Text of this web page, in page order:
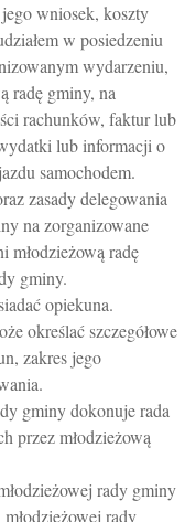
wniosek, koszty
w posiedzeniu
wydarzeniu,
radę gminy, na
rachunków, faktur lub
lub informacji o
samochodem.
zasady delegowania
na zorganizowane
młodzieżową radę
gminy.
opiekuna.
określać szczegółowe
zakres jego
gminy dokonuje rada
przez młodzieżową
rady gminy
rady